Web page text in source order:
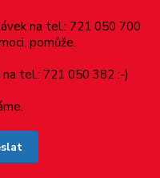
na tel.: 721 050 700
pomůže.
tel.: 721 050 382 :-)